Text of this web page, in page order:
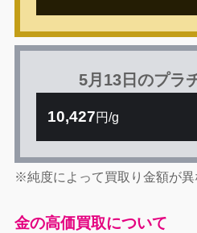
5月13日のプラ
10,427円/g
※純度によって買取り金額が異
金の高価買取について